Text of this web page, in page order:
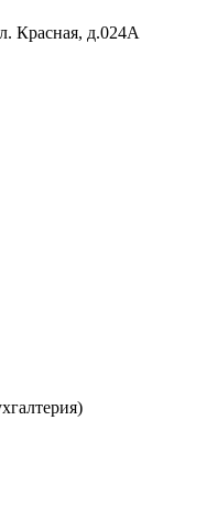
Красная, д.024А